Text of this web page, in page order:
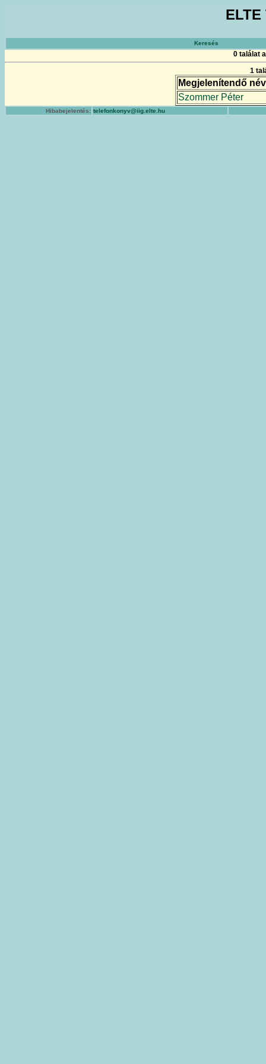
Keresés
0 találat
1
Megjelenítendő név
Szommer Péter
Hibabejelentés: telefonkonyv@iig.elte.hu